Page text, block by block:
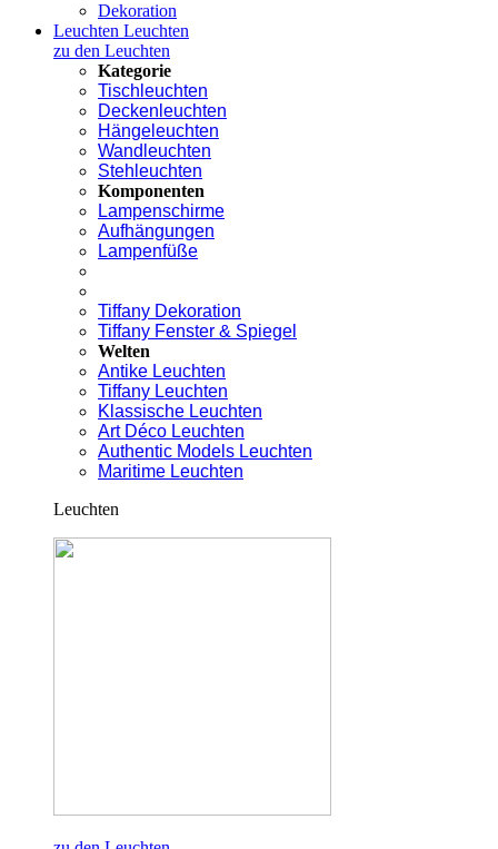
Dekoration
Leuchten Leuchten
zu den Leuchten
Kategorie
Tischleuchten
Deckenleuchten
Hängeleuchten
Wandleuchten
Stehleuchten
Komponenten
Lampenschirme
Aufhängungen
Lampenfüße
Tiffany Dekoration
Tiffany Fenster & Spiegel
Welten
Antike Leuchten
Tiffany Leuchten
Klassische Leuchten
Art Déco Leuchten
Authentic Models Leuchten
Maritime Leuchten
Leuchten